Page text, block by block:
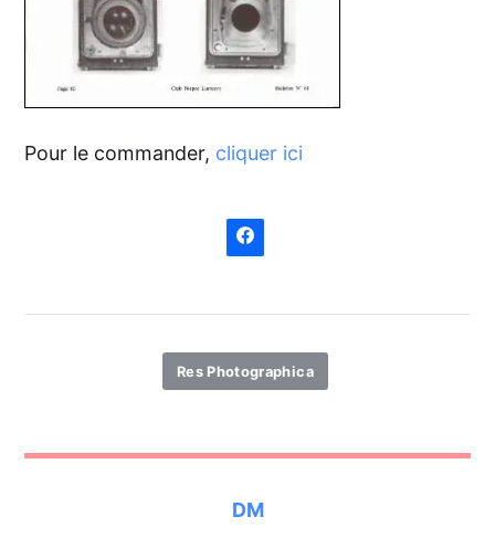
Pour le commander, cliquer ici
Res Photographica
DM